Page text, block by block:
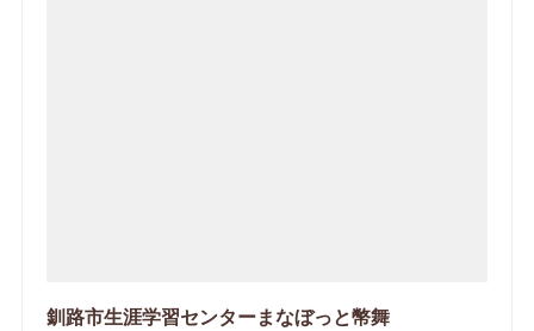
釧路市生涯学習センターまなぼっと幣舞